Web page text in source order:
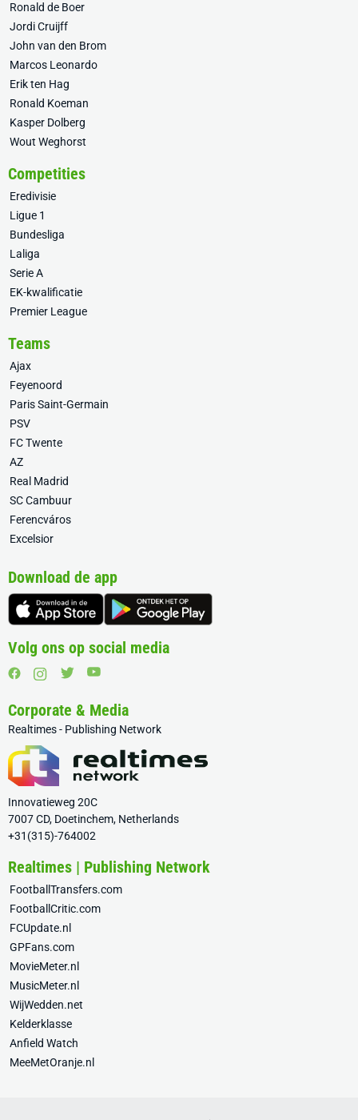
Ronald de Boer
Jordi Cruijff
John van den Brom
Marcos Leonardo
Erik ten Hag
Ronald Koeman
Kasper Dolberg
Wout Weghorst
Competities
Eredivisie
Ligue 1
Bundesliga
Laliga
Serie A
EK-kwalificatie
Premier League
Teams
Ajax
Feyenoord
Paris Saint-Germain
PSV
FC Twente
AZ
Real Madrid
SC Cambuur
Ferencváros
Excelsior
Download de app
Volg ons op social media
Corporate & Media
Realtimes - Publishing Network
Innovatieweg 20C
7007 CD, Doetinchem, Netherlands
+31(315)-764002
Realtimes | Publishing Network
FootballTransfers.com
FootballCritic.com
FCUpdate.nl
GPFans.com
MovieMeter.nl
MusicMeter.nl
WijWedden.net
Kelderklasse
Anfield Watch
MeeMetOranje.nl